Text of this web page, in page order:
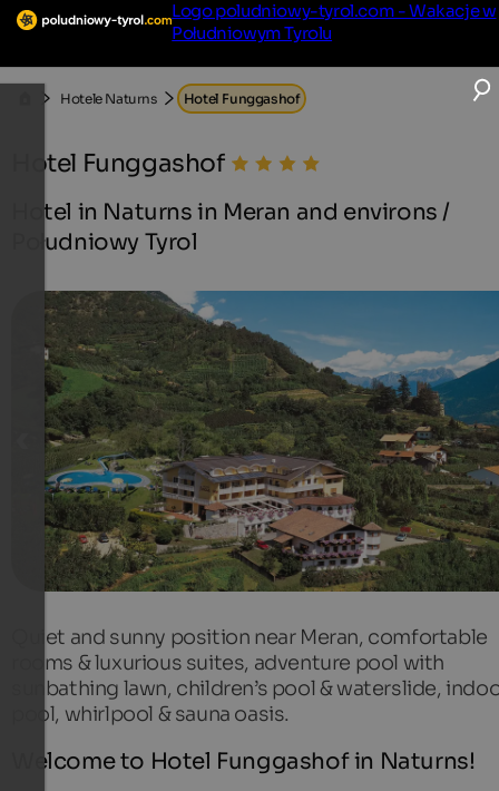
Logo poludniowy-tyrol.com - Wakacje w
Południowym Tyrolu
Hotele Naturns Hotel Funggashof
Hotel Funggashof
Hotel in Naturns in Meran and environs /
Południowy Tyrol
Quiet and sunny position near Meran, comfortable
rooms & luxurious suites, adventure pool with
sunbathing lawn, children’s pool & waterslide,
pool, whirlpool & sauna oasis.
Welcome to Hotel Funggashof in Naturns!